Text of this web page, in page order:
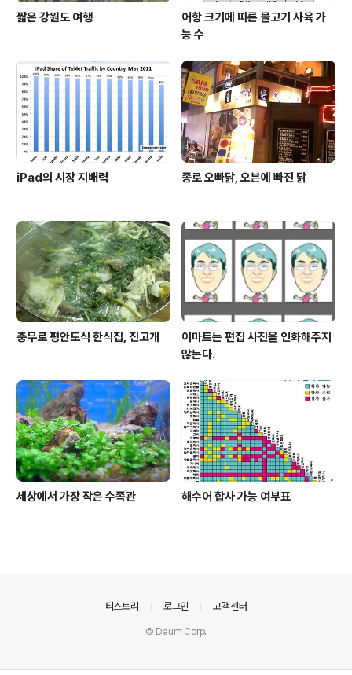
짧은 강원도 여행
어항 크기에 따른 물고기 사육 가
능 수
iPad의 시장 지배력 종로 오빠닭, 오븐에 빠진 닭
충무로 평안도식 한식집, 진고개
이마트는 편집 사진을 인화해주지
않는다.
세상에서 가장 작은 수족관 해수어 합사 가능 여부표
티스토리 로그인 고객센터
© Daum Corp.